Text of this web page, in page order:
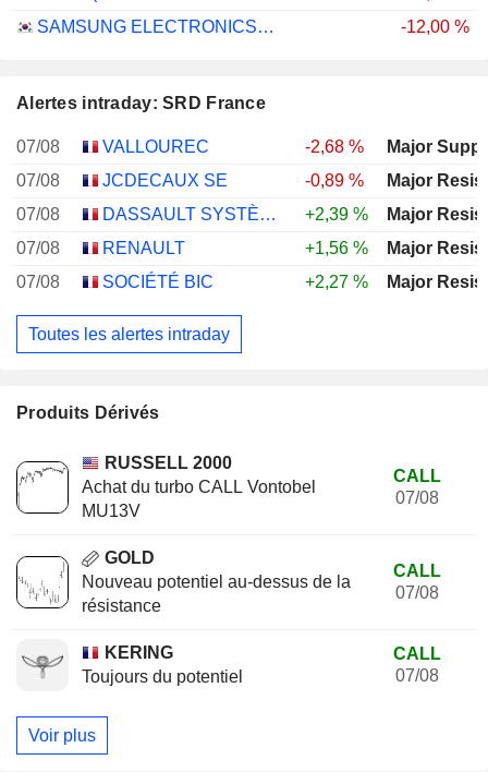
SAMSUNG ELECTRONICS CO., LTD.
-12,00 %
Alertes intraday: SRD France
07/08 VALLOUREC -2,68 %
Major
07/08
JCDECAUX SE -0,89 %
Major
07/08
DASSAULT SYSTÈMES SE +2,39 %
Major
07/08
RENAULT +1,56 %
Major
07/08
SOCIÉTÉ BIC +2,27 % Major
Toutes les alertes intraday
Produits Dérivés
RUSSELL 2000
Achat du turbo CALL Vontobel
MU13V
CALL
07/08
GOLD
Nouveau potentiel au-dessus de la
résistance
CALL
07/08
KERING
Toujours du potentiel
CALL
07/08
Voir plus